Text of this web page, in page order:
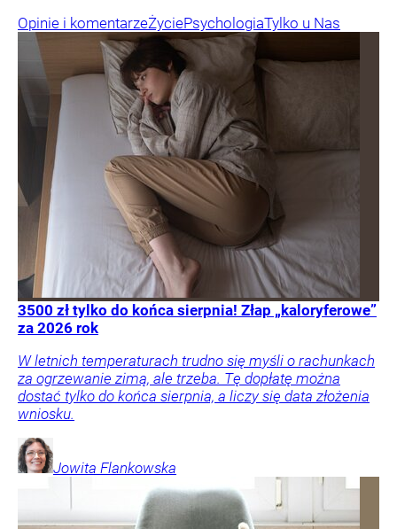
Opinie i komentarzeŻyciePsychologiaTylko u Nas
3500 zł tylko do końca sierpnia! Złap „kaloryferowe”
za 2026 rok
W letnich temperaturach trudno się myśli o rachunkach
za ogrzewanie zimą, ale trzeba. Tę dopłatę można
dostać tylko do końca sierpnia, a liczy się data złożenia
wniosku.
Jowita Flankowska